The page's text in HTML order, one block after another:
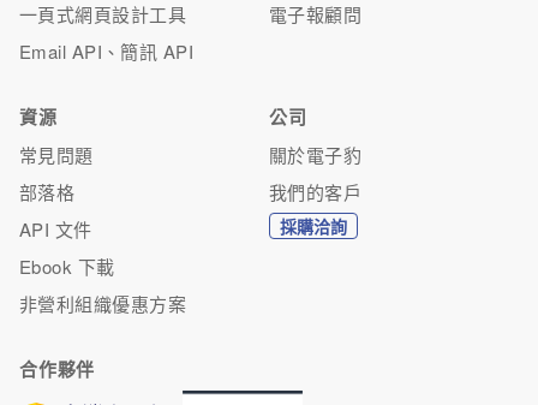
一頁式網頁設計工具
Email API、簡訊 API
電子報顧問
資源
常見問題
部落格
API 文件
Ebook 下載
非營利組織優惠方案
公司
關於電子豹
我們的客戶
採購洽詢
合作夥伴